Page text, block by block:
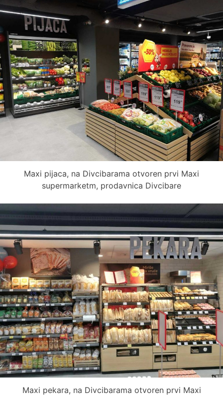
Maxi pijaca, na Divcibarama otvoren prvi Maxi
supermarketm, prodavnica Divcibare
Maxi pekara, na Divcibarama otvoren prvi Maxi